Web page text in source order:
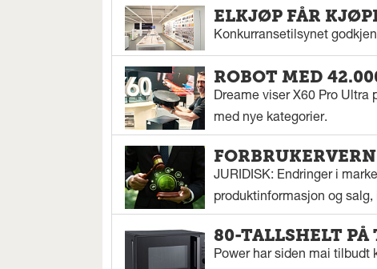
ELKJØP FÅR
Konkurransetilsynet
ROBOT MED
Dreame viser X60 Pro
med nye kategorier.
JURIDISK: Endringer i
produktinformasjon og
80-TALLSHELT PÅ
Power har siden mai tilbudt